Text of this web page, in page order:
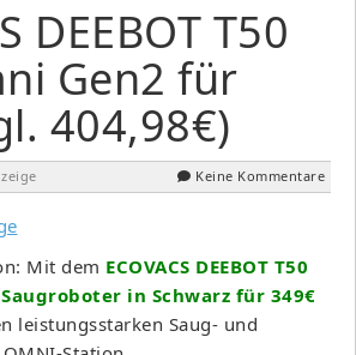
DEEBOT T50
Gen2 für
404,98€)
Keine Kommentare
Mit dem ECOVACS DEEBOT T50
Saugroboter in Schwarz für 349€
leistungsstarken Saug- und